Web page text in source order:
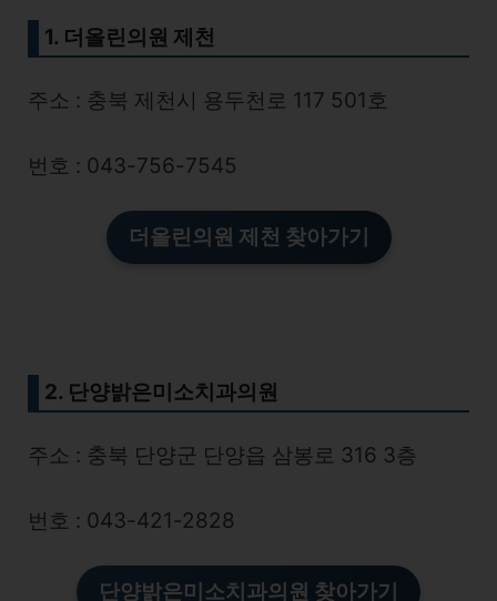
1. 더올린의원 제천
주소 : 충북 제천시 용두천로 117 501호
번호 : 043-756-7545
더올린의원 제천 찾아가기
2. 단양밝은미소치과의원
주소 : 충북 단양군 단양읍 삼봉로 316 3층
번호 : 043-421-2828
단양밝은미소치과의원 찾아가기